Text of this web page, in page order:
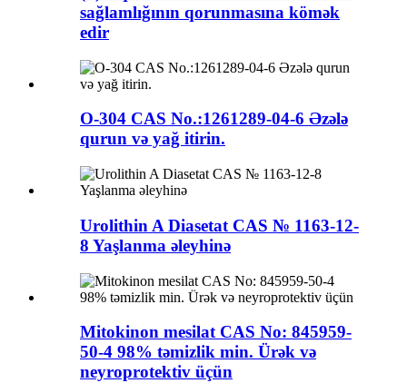
sağlamlığının qorunmasına kömək
edir
O-304 CAS No.:1261289-04-6 Əzələ
qurun və yağ itirin.
Urolithin A Diasetat CAS № 1163-12-
8 Yaşlanma əleyhinə
Mitokinon mesilat CAS No: 845959-
50-4 98% təmizlik min. Ürək və
neyroprotektiv üçün